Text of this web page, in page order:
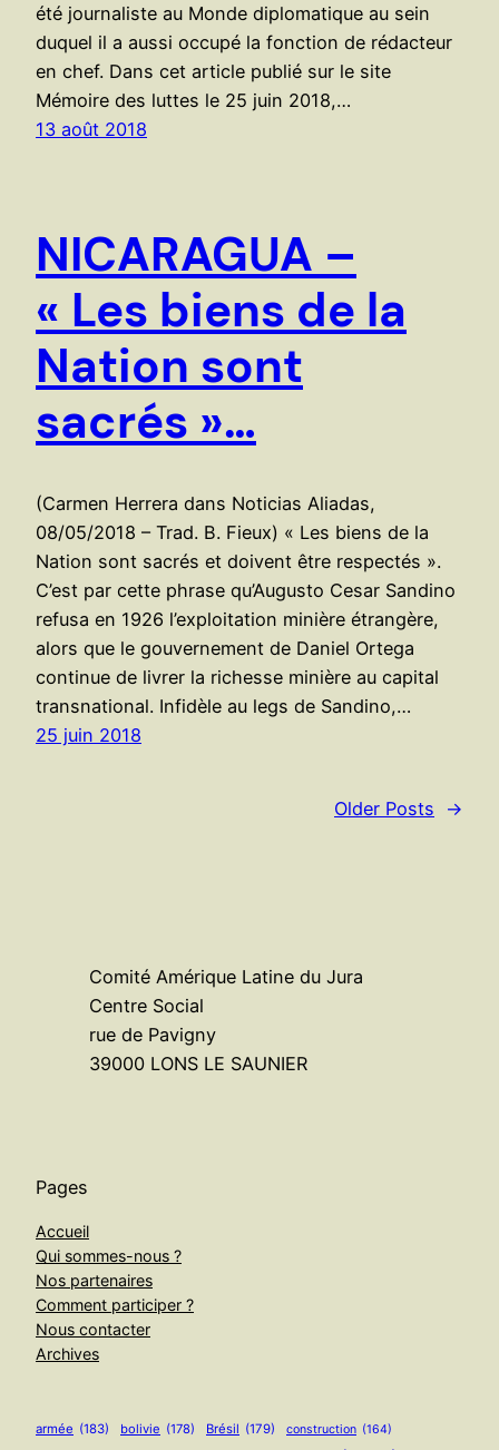
été journaliste au Monde diplomatique au sein
duquel il a aussi occupé la fonction de rédacteur
en chef. Dans cet article publié sur le site
Mémoire des luttes le 25 juin 2018,…
13 août 2018
NICARAGUA –
« Les biens de la
Nation sont
sacrés »…
(Carmen Herrera dans Noticias Aliadas,
08/05/2018 – Trad. B. Fieux) « Les biens de la
Nation sont sacrés et doivent être respectés ».
C’est par cette phrase qu’Augusto Cesar Sandino
refusa en 1926 l’exploitation minière étrangère,
alors que le gouvernement de Daniel Ortega
continue de livrer la richesse minière au capital
transnational. Infidèle au legs de Sandino,…
25 juin 2018
Older Posts →
Comité Amérique Latine du Jura
Centre Social
rue de Pavigny
39000 LONS LE SAUNIER
Pages
Accueil
Qui sommes-nous ?
Nos partenaires
Comment participer ?
Nous contacter
Archives
armée (183) bolivie (178) Brésil (179) construction (164)